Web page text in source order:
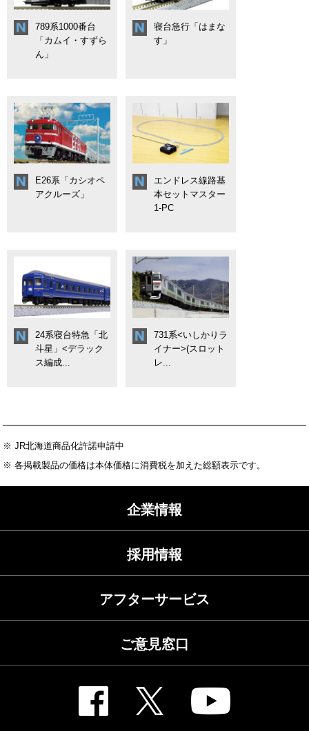
789系1000番台
「カムイ・すずら
ん」
寝台急行「はまな
す」
E26系「カシオペ
アクルーズ」
エンドレス線路基
本セットマスター
1-PC
24系寝台特急「北
斗星」<デラック
ス編成...
731系<いしかりラ
イナー>(スロット
レ...
※ JR北海道商品化許諾申請中
※ 各掲載製品の価格は本体価格に消費税を加えた総額表示です。
企業情報
採用情報
アフターサービス
ご意見窓口